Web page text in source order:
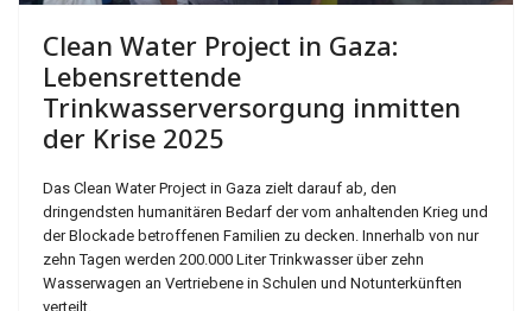
Clean Water Project in Gaza:
Lebensrettende
Trinkwasserversorgung inmitten
der Krise 2025
Das Clean Water Project in Gaza zielt darauf ab, den
dringendsten humanitären Bedarf der vom anhaltenden Krieg und
der Blockade betroffenen Familien zu decken. Innerhalb von nur
zehn Tagen werden 200.000 Liter Trinkwasser über zehn
Wasserwagen an Vertriebene in Schulen und Notunterkünften
verteilt.